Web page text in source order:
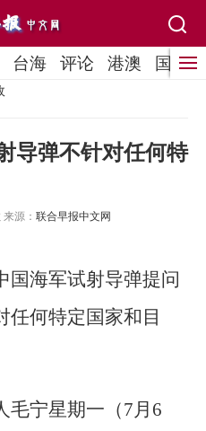
台海 评论 港澳 国际
导弹不针对任何特
来源： 联合早报中文网
国海军试射导弹提问
任何特定国家和目
毛宁星期一（7月6